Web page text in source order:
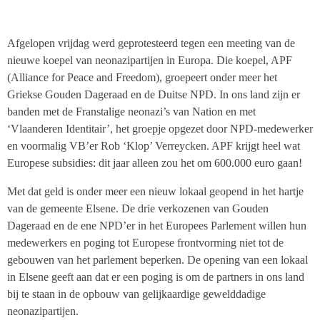
Afgelopen vrijdag werd geprotesteerd tegen een meeting van de
nieuwe koepel van neonazipartijen in Europa. Die koepel, APF
(Alliance for Peace and Freedom), groepeert onder meer het
Griekse Gouden Dageraad en de Duitse NPD. In ons land zijn er
banden met de Franstalige neonazi’s van Nation en met
‘Vlaanderen Identitair’, het groepje opgezet door NPD-medewerker
en voormalig VB’er Rob ‘Klop’ Verreycken. APF krijgt heel wat
Europese subsidies: dit jaar alleen zou het om 600.000 euro gaan!
Met dat geld is onder meer een nieuw lokaal geopend in het hartje
van de gemeente Elsene. De drie verkozenen van Gouden
Dageraad en de ene NPD’er in het Europees Parlement willen hun
medewerkers en poging tot Europese frontvorming niet tot de
gebouwen van het parlement beperken. De opening van een lokaal
in Elsene geeft aan dat er een poging is om de partners in ons land
bij te staan in de opbouw van gelijkaardige gewelddadige
neonazipartijen.